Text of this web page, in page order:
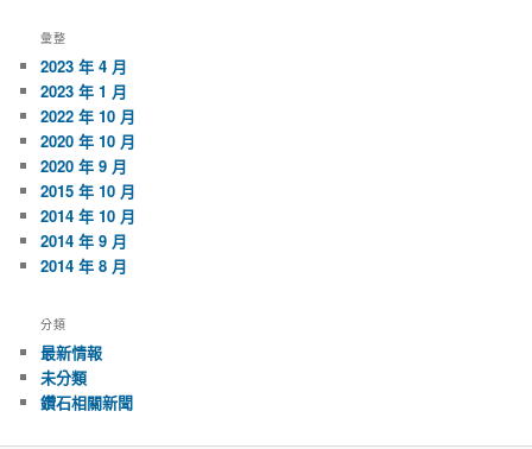
彙整
2023 年 4 月
2023 年 1 月
2022 年 10 月
2020 年 10 月
2020 年 9 月
2015 年 10 月
2014 年 10 月
2014 年 9 月
2014 年 8 月
分類
最新情報
未分類
鑽石相關新聞